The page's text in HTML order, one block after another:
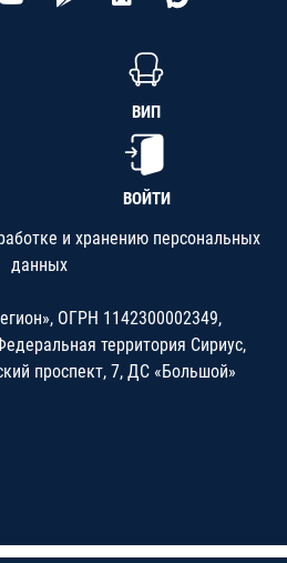
ВИП
ВОЙТИ
и хранению персональных
данных
ОГРН 1142300002349,
территория Сириус,
проспект, 7, ДС «Большой»